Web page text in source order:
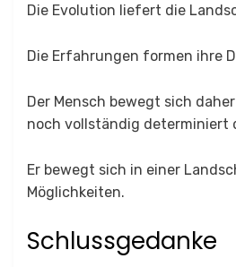
Die Evolution liefert die
Die Erfahrungen formen ihre
Der Mensch bewegt sich
noch vollständig determiniert
Er bewegt sich in einer
Möglichkeiten.
Schlussgedanke